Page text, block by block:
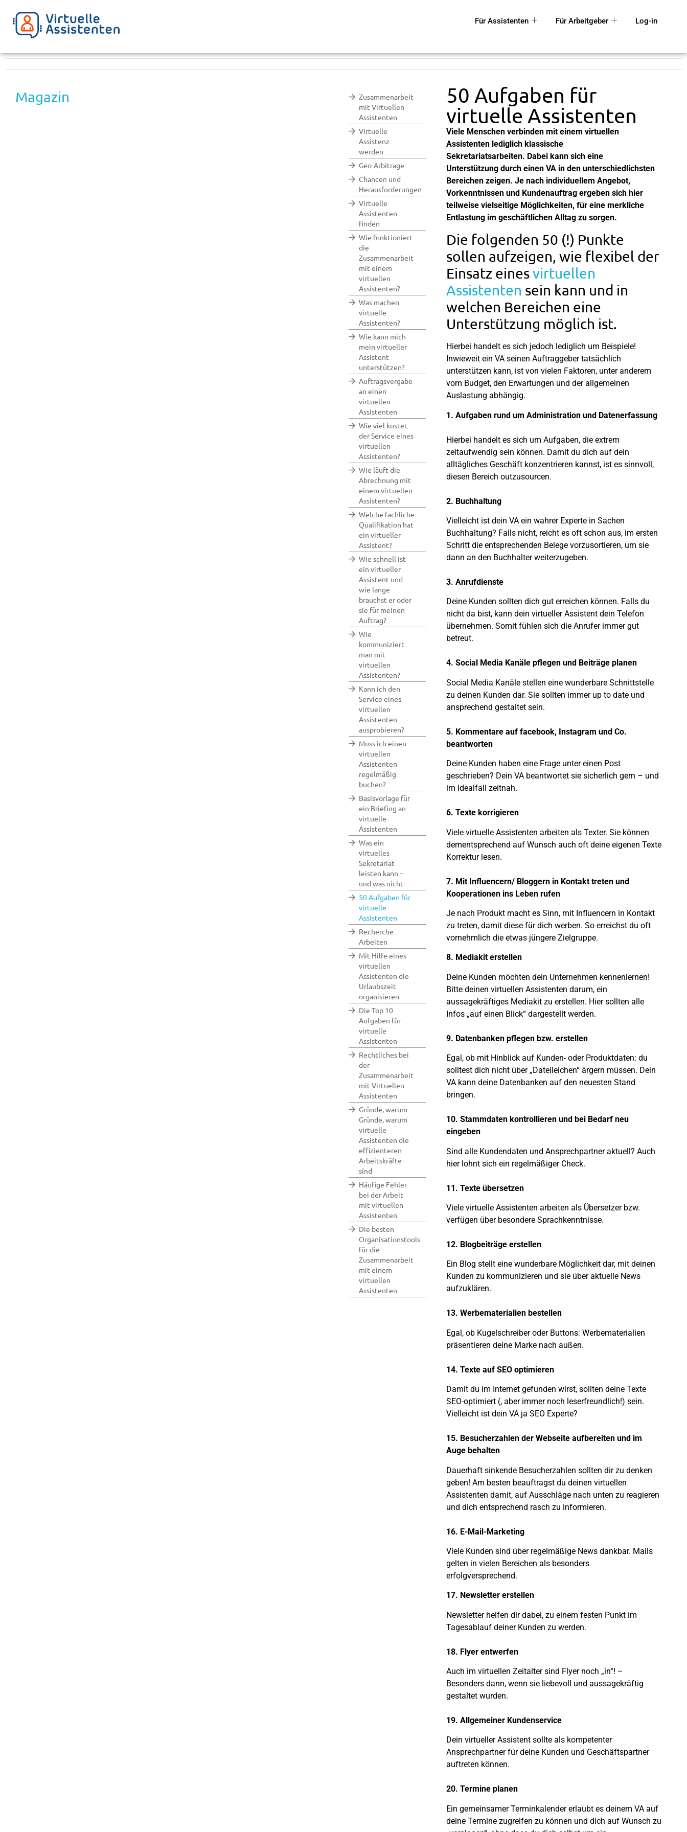
Für Assistenten Für Arbeitgeber Log-in
Magazin
Zusammenarbeit
mit Virtuellen
Assistenten
Virtuelle
Assistenz
werden
Geo-Arbitrage
Chancen und
Herausforderungen
Virtuelle
Assistenten
finden
Wie funktioniert
die
Zusammenarbeit
mit einem
virtuellen
Assistenten?
Was machen
virtuelle
Assistenten?
Wie kann mich
mein virtueller
Assistent
unterstützen?
Auftragsvergabe
an einen
virtuellen
Assistenten
Wie viel kostet
der Service eines
virtuellen
Assistenten?
Wie läuft die
Abrechnung mit
einem virtuellen
Assistenten?
Welche fachliche
Qualifikation hat
ein virtueller
Assistent?
Wie schnell ist
ein virtueller
Assistent und
wie lange
brauchst er oder
sie für meinen
Auftrag?
Wie
kommuniziert
man mit
virtuellen
Assistenten?
Kann ich den
Service eines
virtuellen
Assistenten
ausprobieren?
Muss ich einen
virtuellen
Assistenten
regelmäßig
buchen?
Basisvorlage für
ein Briefing an
virtuelle
Assistenten
Was ein
virtuelles
Sekretariat
leisten kann –
und was nicht
50 Aufgaben für
virtuelle
Assistenten
Recherche
Arbeiten
Mit Hilfe eines
virtuellen
Assistenten die
Urlaubszeit
organisieren
Die Top 10
Aufgaben für
virtuelle
Assistenten
Rechtliches bei
der
Zusammenarbeit
mit Virtuellen
Assistenten
Gründe, warum
Gründe, warum
virtuelle
Assistenten die
effizienteren
Arbeitskräfte
sind
Häufige Fehler
bei der Arbeit
mit virtuellen
Assistenten
Die besten
Organisationstools
für die
Zusammenarbeit
mit einem
virtuellen
Assistenten
50 Aufgaben für
virtuelle Assistenten
Viele Menschen verbinden mit einem virtuellen
Assistenten lediglich klassische
Sekretariatsarbeiten. Dabei kann sich eine
Unterstützung durch einen VA in den unterschiedlichsten
Bereichen zeigen. Je nach individuellem Angebot,
Vorkenntnissen und Kundenauftrag ergeben sich hier
teilweise vielseitige Möglichkeiten, für eine merkliche
Entlastung im geschäftlichen Alltag zu sorgen.
Die folgenden 50 (!) Punkte
sollen aufzeigen, wie flexibel der
Einsatz einesvirtuellen
Assistenten sein kann und in
welchen Bereichen eine
Unterstützung möglich ist.
Hierbei handelt es sich jedoch lediglich um Beispiele!
Inwieweit ein VA seinen Auftraggeber tatsächlich
unterstützen kann, ist von vielen Faktoren, unter anderem
vom Budget, den Erwartungen und der allgemeinen
Auslastung abhängig.
1. Aufgaben rund um Administration und Datenerfassung
Hierbei handelt es sich um Aufgaben, die extrem
zeitaufwendig sein können. Damit du dich auf dein
alltägliches Geschäft konzentrieren kannst, ist es sinnvoll,
diesen Bereich outzusourcen.
2. Buchhaltung
Vielleicht ist dein VA ein wahrer Experte in Sachen
Buchhaltung? Falls nicht, reicht es oft schon aus, im ersten
Schritt die entsprechenden Belege vorzusortieren, um sie
dann an den Buchhalter weiterzugeben.
3. Anrufdienste
Deine Kunden sollten dich gut erreichen können. Falls du
nicht da bist, kann dein virtueller Assistent dein Telefon
übernehmen. Somit fühlen sich die Anrufer immer gut
betreut.
4. Social Media Kanäle pflegen und Beiträge planen
Social Media Kanäle stellen eine wunderbare Schnittstelle
zu deinen Kunden dar. Sie sollten immer up to date und
ansprechend gestaltet sein.
5. Kommentare auf facebook, Instagram und Co.
beantworten
Deine Kunden haben eine Frage unter einen Post
geschrieben? Dein VA beantwortet sie sicherlich gern – und
im Idealfall zeitnah.
6. Texte korrigieren
Viele virtuelle Assistenten arbeiten als Texter. Sie können
dementsprechend auf Wunsch auch oft deine eigenen Texte
Korrektur lesen.
7. Mit Influencern/ Bloggern in Kontakt treten und
Kooperationen ins Leben rufen
Je nach Produkt macht es Sinn, mit Influencern in Kontakt
zu treten, damit diese für dich werben. So erreichst du oft
vornehmlich die etwas jüngere Zielgruppe.
8. Mediakit erstellen
Deine Kunden möchten dein Unternehmen kennenlernen!
Bitte deinen virtuellen Assistenten darum, ein
aussagekräftiges Mediakit zu erstellen. Hier sollten alle
Infos „auf einen Blick“ dargestellt werden.
9. Datenbanken pflegen bzw. erstellen
Egal, ob mit Hinblick auf Kunden- oder Produktdaten: du
solltest dich nicht über „Dateileichen“ ärgern müssen. Dein
VA kann deine Datenbanken auf den neuesten Stand
bringen.
10. Stammdaten kontrollieren und bei Bedarf neu
eingeben
Sind alle Kundendaten und Ansprechpartner aktuell? Auch
hier lohnt sich ein regelmäßiger Check.
11. Texte übersetzen
Viele virtuelle Assistenten arbeiten als Übersetzer bzw.
verfügen über besondere Sprachkenntnisse.
12. Blogbeiträge erstellen
Ein Blog stellt eine wunderbare Möglichkeit dar, mit deinen
Kunden zu kommunizieren und sie über aktuelle News
aufzuklären.
13. Werbematerialien bestellen
Egal, ob Kugelschreiber oder Buttons: Werbematerialien
präsentieren deine Marke nach außen.
14. Texte auf SEO optimieren
Damit du im Internet gefunden wirst, sollten deine Texte
SEO-optimiert (, aber immer noch leserfreundlich!) sein.
Vielleicht ist dein VA ja SEO Experte?
15. Besucherzahlen der Webseite aufbereiten und im
Auge behalten
Dauerhaft sinkende Besucherzahlen sollten dir zu denken
geben! Am besten beauftragst du deinen virtuellen
Assistenten damit, auf Ausschläge nach unten zu reagieren
und dich entsprechend rasch zu informieren.
16. E-Mail-Marketing
Viele Kunden sind über regelmäßige News dankbar. Mails
gelten in vielen Bereichen als besonders
erfolgversprechend.
17. Newsletter erstellen
Newsletter helfen dir dabei, zu einem festen Punkt im
Tagesablauf deiner Kunden zu werden.
18. Flyer entwerfen
Auch im virtuellen Zeitalter sind Flyer noch „in“! –
Besonders dann, wenn sie liebevoll und aussagekräftig
gestaltet wurden.
19. Allgemeiner Kundenservice
Dein virtueller Assistent sollte als kompetenter
Ansprechpartner für deine Kunden und Geschäftspartner
auftreten können.
20. Termine planen
Ein gemeinsamer Terminkalender erlaubt es deinem VA auf
deine Termine zugreifen zu können und dich auf Wunsch zu